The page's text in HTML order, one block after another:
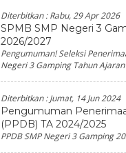
Diterbitkan :Rabu, 29 Apr 2026
SPMB SMP Negeri 3
2026/2027
Pengumuman! Seleksi
Negeri 3 Gamping Tahun
Diterbitkan :Jumat, 14 Jun 2024
Pengumuman
(PPDB) TA 2024/2025
PPDB SMP Negeri 3 Gamping